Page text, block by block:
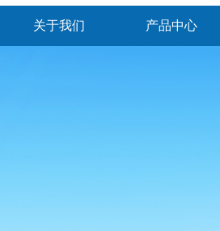
关于我们 产品中心